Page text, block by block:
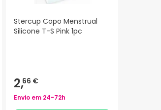
Stercup Copo Menstrual
Silicone T-S Pink 1pc
2,66 €
Envio em 24-72h